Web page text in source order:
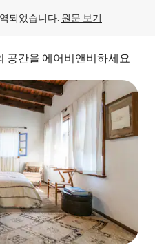
되었습니다. 원문 보기
공간을 에어비앤비하세요